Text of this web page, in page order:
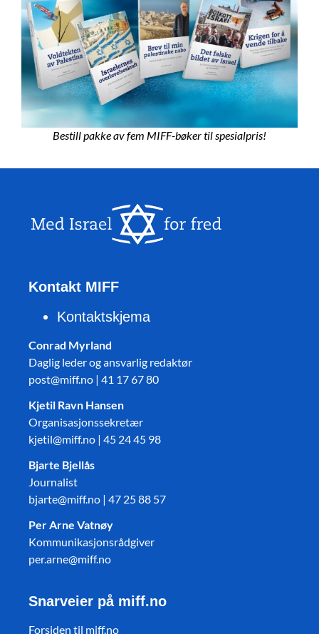
Bestill pakke av fem MIFF-bøker til spesialpris!
Kontakt MIFF
Kontaktskjema
Conrad Myrland
Daglig leder og ansvarlig redaktør
post@miff.no | 41 17 67 80
Kjetil Ravn Hansen
Organisasjonssekretær
kjetil@miff.no | 45 24 45 98
Bjarte Bjellås
Journalist
bjarte@miff.no | 47 25 88 57
Per Arne Vatnøy
Kommunikasjonsrådgiver
per.arne@miff.no
Snarveier på miff.no
Forsiden til miff.no